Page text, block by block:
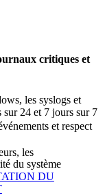
critiques et
les syslogs et
sur 24 et 7 jours sur 7
et respect
les
du système
DU